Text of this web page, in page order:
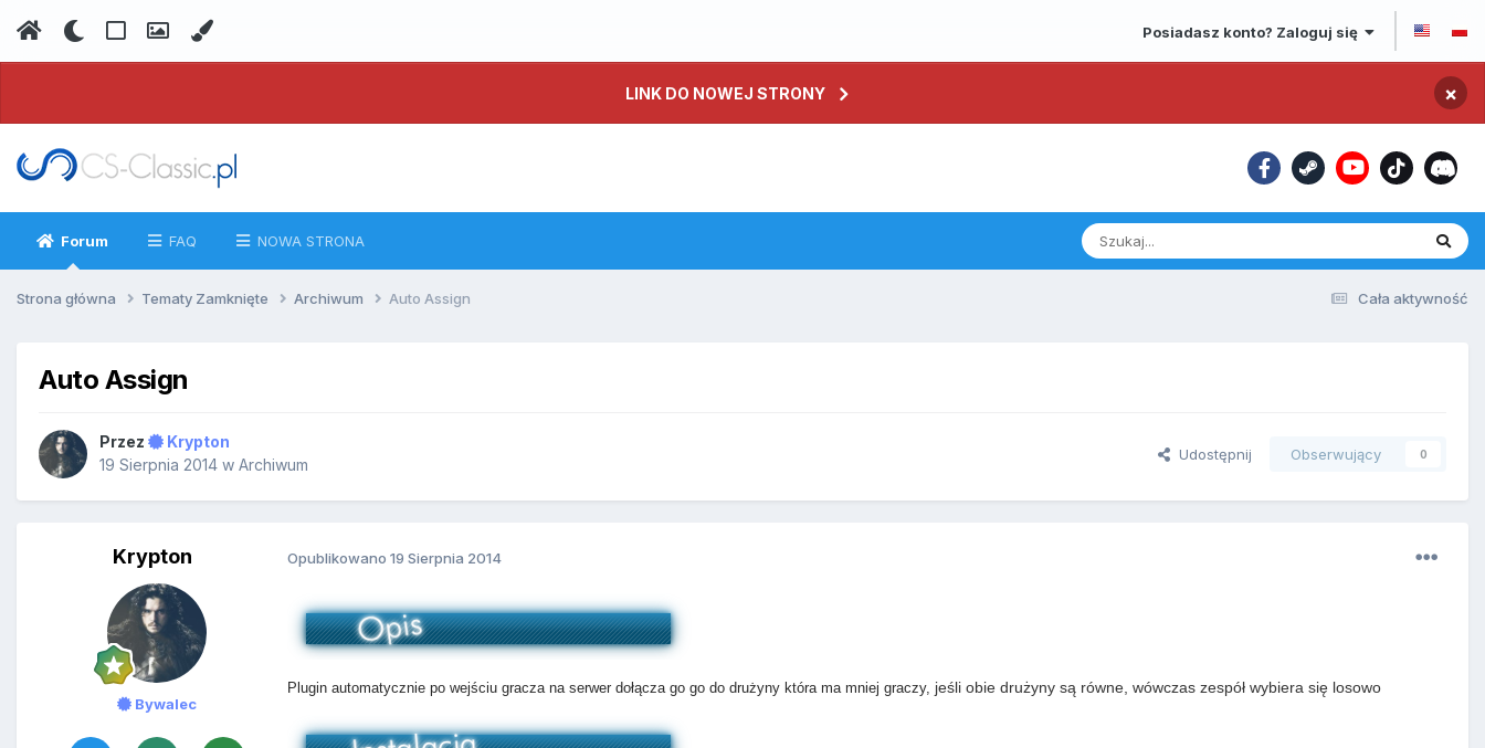
Posiadasz konto? Zaloguj się
LINK DO NOWEJ STRONY ×
Forum FAQ NOWA STRONA
Cała aktywność
Strona główna Tematy Zamknięte Archiwum Auto Assign
Auto Assign
Przez
Krypton
19 Sierpnia 2014 w Archiwum
Udostępnij Obserwujący 0
Krypton
Bywalec
Opublikowano 19 Sierpnia 2014
Plugin automatycznie po wejściu gracza na serwer dołącza go go do drużyny która ma mniej graczy, jeśli obie drużyny są równe, wówczas zespół wybiera się losowo